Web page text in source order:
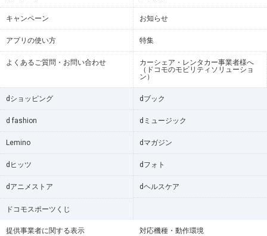
キャンペーン お知らせ
アプリの使い方 特集
よくあるご質問・お問い合わせ
カーシェア・レンタカー事業者様へ
（ドコモのモビリティソリューショ
ン）
dショッピング dブック
d fashion dミュージック
Lemino dマガジン
dヒッツ dフォト
dアニメストア dヘルスケア
ドコモスポーツくじ
提供事業者に関する表示 対応機種・動作環境